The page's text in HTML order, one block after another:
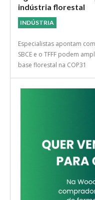
indústria florestal
INDÚSTRIA
Especialistas apontam
SBCE e o TFFF podem
base florestal na COP31